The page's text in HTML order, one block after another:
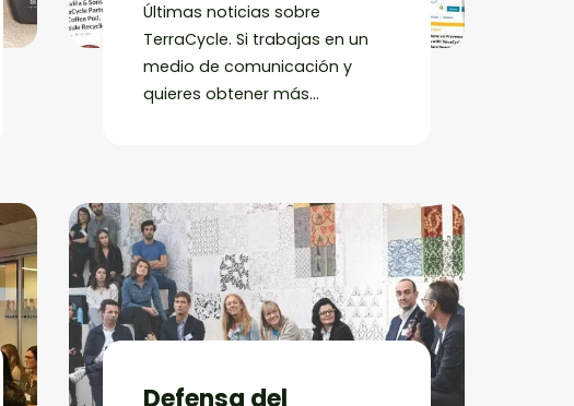
Últimas noticias sobre
TerraCycle. Si trabajas en un
medio de comunicación y
quieres obtener más
Defensa del